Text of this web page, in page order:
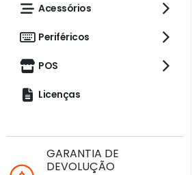
Acessórios
Periféricos
POS
Licenças
GARANTIA DE
DEVOLUÇÃO